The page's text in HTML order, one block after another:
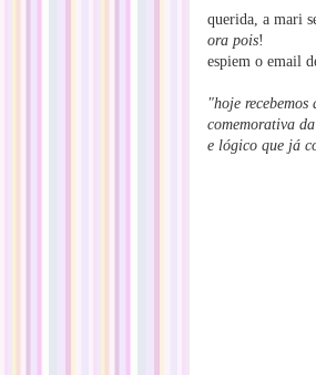
querida, a mari
ora pois!
espiem o email
"hoje recebemos
comemorativa
e lógico que já